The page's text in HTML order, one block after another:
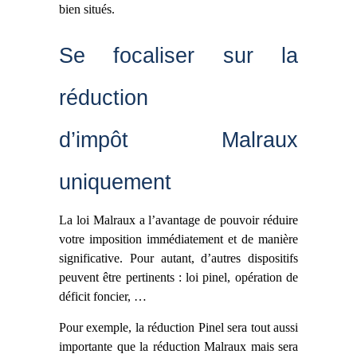
bien situés.
Se focaliser sur la
réduction
d’impôt Malraux
uniquement
La loi Malraux a l’avantage de pouvoir réduire
votre imposition immédiatement et de manière
significative. Pour autant, d’autres dispositifs
peuvent être pertinents : loi pinel, opération de
déficit foncier, …
Pour exemple, la réduction Pinel sera tout aussi
importante que la réduction Malraux mais sera